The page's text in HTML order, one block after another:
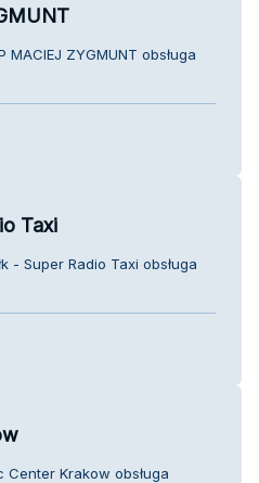
ZYGMUNT obsługa
Taxi
- Super Radio Taxi obsługa
Krakow obsługa